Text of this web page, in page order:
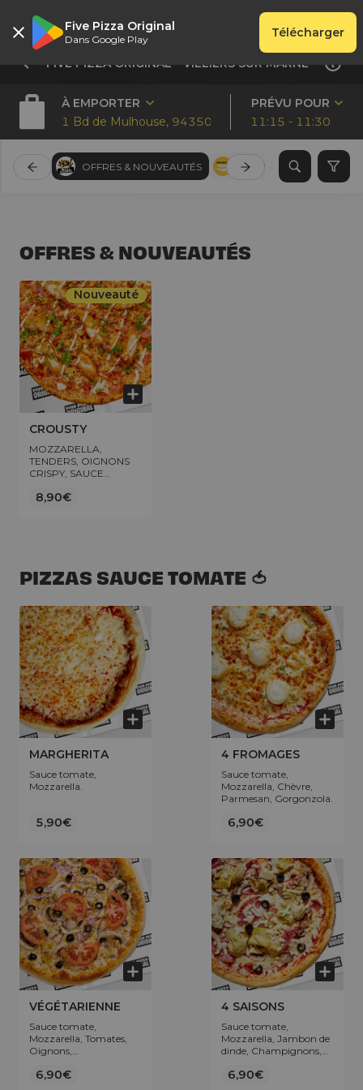
Five Pizza Original
Dans Google Play Télécharger
FIVE PIZZA ORIGINAL - VILLIERS SUR MARNE
À EMPORTER
1 Bd de Mulhouse, 94350, Villiers-sur-Marne
PRÉVU POUR
11:15 - 11:30
OFFRES & NOUVEAUTÉS PIZZAS SAUCE TOMATE
OFFRES & NOUVEAUTÉS
CROUSTY
MOZZARELLA,
TENDERS, OIGNONS
CRISPY, SAUCE
FLOCON DE PERSIL
8,90€
Nouveauté
PIZZAS SAUCE TOMATE 🍅
MARGHERITA
Sauce tomate,
Mozzarella.
5,90€
4 FROMAGES
Sauce tomate,
Mozzarella, Chèvre,
Parmesan, Gorgonzola.
6,90€
VÉGÉTARIENNE
Sauce tomate,
Mozzarella, Tomates,
Oignons,
Olives.
6,90€
4 SAISONS
Sauce tomate,
Mozzarella, Jambon de
dinde, Champignons,
6,90€